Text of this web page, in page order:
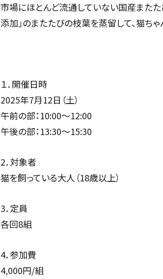
市場にほとんど流通していない国産またた
添加」のまたたびの枝葉を蒸留して、猫ちゃ
１．開催日時
2025年7月12日（土）
午前の部：10:00～12:00
午後の部：13:30～15:30
2．対象者
猫を飼っている大人（18歳以上）
3．定員
各回8組
4．参加費
4,000円/組